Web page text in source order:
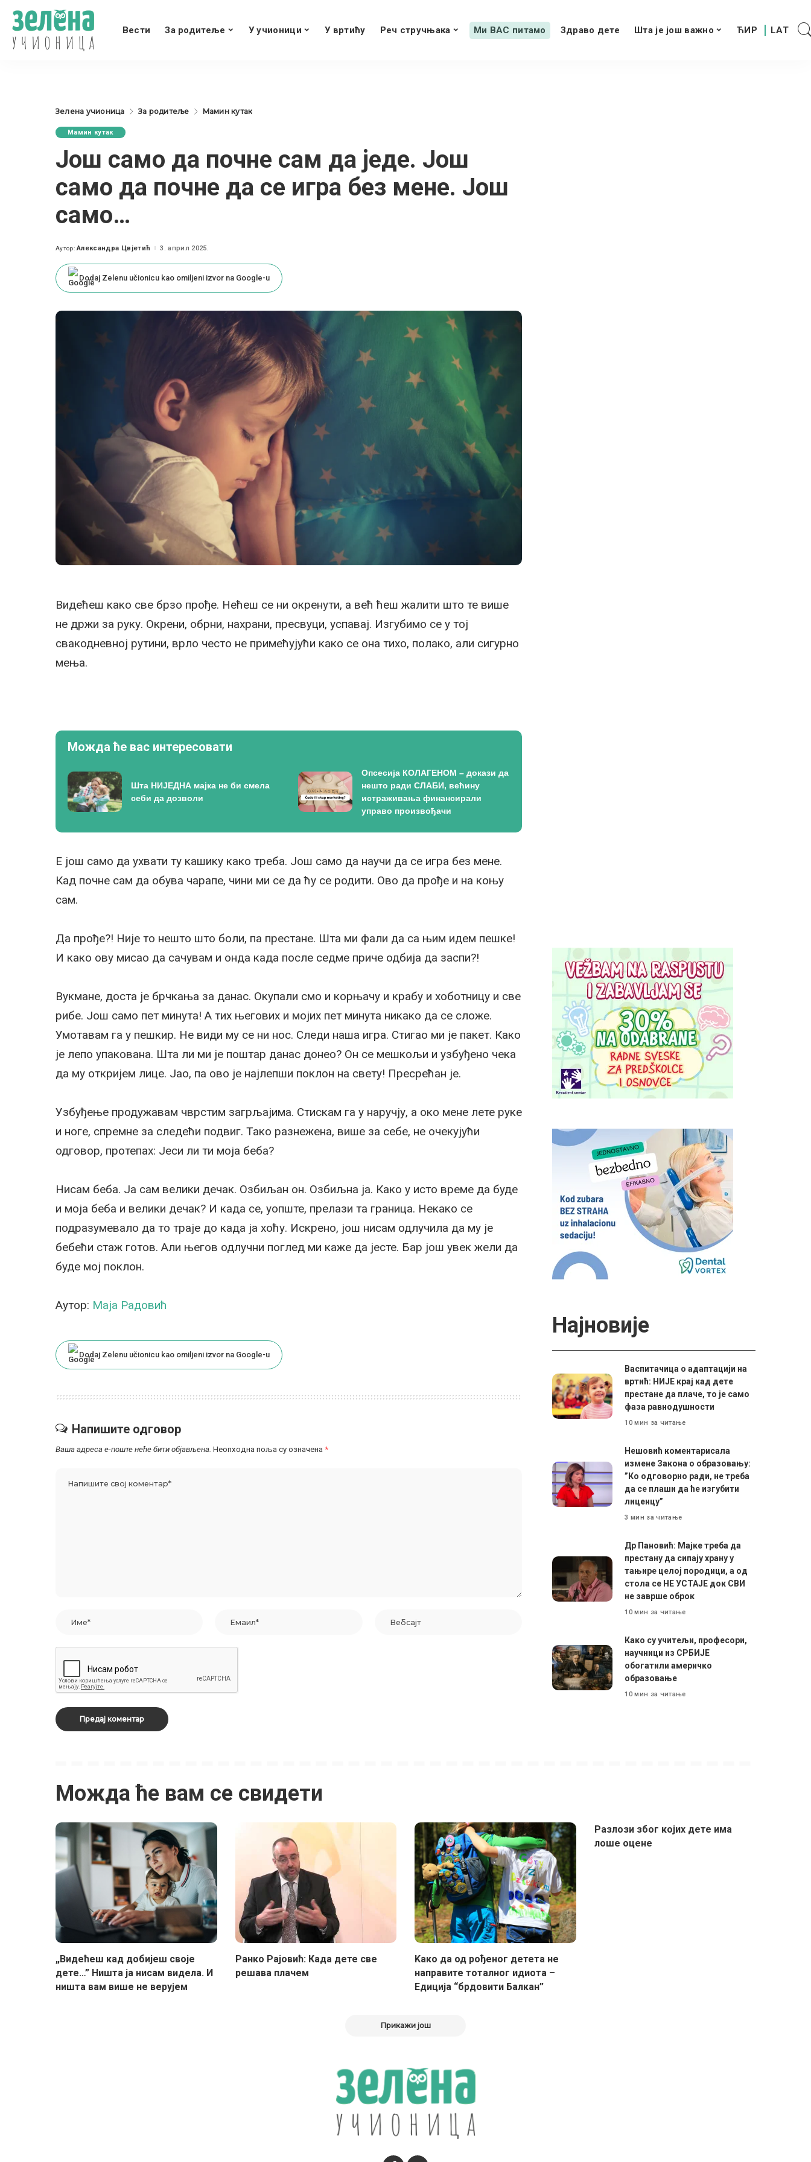
Вести За родитеље У учионици У вртићу Реч стручњака Ми ВАС питамо Здраво дете Шта је још важно
Зелена учионица За родитеље Мамин кутак
Мамин кутак
Још само да почне сам да једе. Још
само да почне да се игра без мене. Још
само…
Posted
Аутор: Александра Цвјетић 3. април 2025.
Dodaj Zelenu učionicu kao omiljeni izvor na Google-u
Видећеш како све брзо прође. Нећеш се ни окренути, а већ ћеш жалити што те више
не држи за руку. Окрени, обрни, нахрани, пресвуци, успавај. Изгубимо се у тој
свакодневној рутини, врло често не примећујући како се она тихо, полако, али сигурно
мења.
Можда ће вас интересовати
Шта НИЈЕДНА мајка не би смела
себи да дозволи
Опсесија КОЛАГЕНОМ – докази да
нешто ради СЛАБИ, већину
истраживања финансирали
управо произвођачи
Е још само да ухвати ту кашику како треба. Још само да научи да се игра без мене.
Кад почне сам да обува чарапе, чини ми се да ћу се родити. Ово да прође и на коњу
сам.
Да прође?! Није то нешто што боли, па престане. Шта ми фали да са њим идем пешке!
И како ову мисао да сачувам и онда када после седме приче одбија да заспи?!
Вукмане, доста је брчкања за данас. Окупали смо и корњачу и крабу и хоботницу и све
рибе. Још само пет минута! А тих његових и мојих пет минута никако да се сложе.
Умотавам га у пешкир. Не види му се ни нос. Следи наша игра. Стигао ми је пакет. Како
је лепо упакована. Шта ли ми је поштар данас донео? Он се мешкољи и узбуђено чека
да му откријем лице. Јао, па ово је најлепши поклон на свету! Пресрећан је.
Узбуђење продужавам чврстим загрљајима. Стискам га у наручју, а око мене лете руке
и ноге, спремне за следећи подвиг. Тако разнежена, више за себе, не очекујући
одговор, протепах: Јеси ли ти моја беба?
Нисам беба. Ја сам велики дечак. Озбиљан он. Озбиљна ја. Како у исто време да буде
и моја беба и велики дечак? И када се, уопште, прелази та граница. Некако се
подразумевало да то траје до када ја хоћу. Искрено, још нисам одлучила да му је
бебећи стаж готов. Али његов одлучни поглед ми каже да јесте. Бар још увек жели да
буде мој поклон.
Аутор: Маја Радовић
Dodaj Zelenu učionicu kao omiljeni izvor na Google-u
Напишите одговор
Ваша адреса е-поште неће бити објављена. Неопходна поља су означена *
Најновије
Васпитачица о адаптацији на
вртић: НИЈЕ крај кад дете
престане да плаче, то је само
фаза равнодушности
10 мин за читање
Нешовић коментарисала
измене Закона о образовању:
”Ко одговорно ради, не треба
да се плаши да ће изгубити
лиценцу”
3 мин за читање
Др Пановић: Мајке треба да
престану да сипају храну у
тањире целој породици, а од
стола се НЕ УСТАЈЕ док СВИ
не заврше оброк
10 мин за читање
Како су учитељи, професори,
научници из СРБИЈЕ
обогатили америчко
образовање
10 мин за читање
Можда ће вам се свидети
„Видећеш кад добијеш своје
дете…” Ништа ја нисам видела. И
ништа вам више не верујем
Ранко Рајовић: Када дете све
решава плачем
Kако да од рођеног детета не
направите тоталног идиота –
Едиција “брдовити Балкан”
Разлози због којих дете има
лоше оцене
Прикажи још